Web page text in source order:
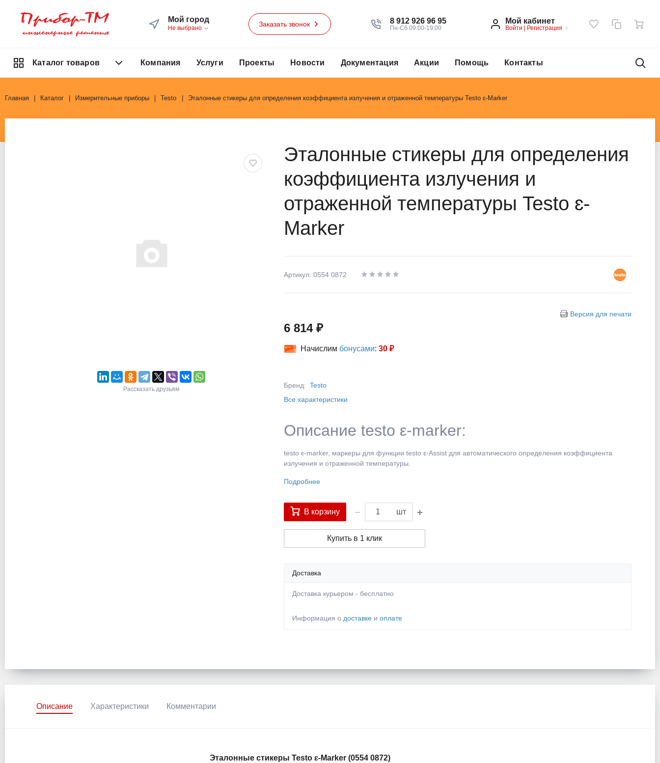
Мой город
Не выбрано
Заказать звонок 8 912 926 96 95
Пн-Сб 09:00-19:00
Мой кабинет
Войти | Регистрация
Каталог товаров Компания Услуги Проекты Новости Документация Акции Помощь Контакты
Главная Каталог Измерительные приборы Testo Эталонные стикеры для определения коэффициента излучения и отраженной температуры Testo ɛ-Marker
Рассказать друзьям
Эталонные стикеры для определения
коэффициента излучения и
отраженной температуры Testo ɛ-
Marker
Артикул: 0554 0872
Версия для печати
6 814 ₽
Начислим бонусами: 30 ₽
Бренд: Testo
Все характеристики
Описание testo ε-marker:
testo ε-marker, маркеры для функции testo ε-Assist для автоматического определения коэффициента
излучения и отраженной температуры.
Подробнее
В корзину шт
Купить в 1 клик
Доставка
Доставка курьером - бесплатно
Информация о доставке и оплате
Описание Характеристики Комментарии
Эталонные стикеры Testo ɛ-Marker (0554 0872)